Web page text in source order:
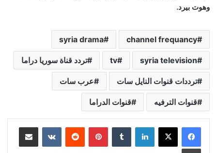
وهوت بيرد.
channel frequancy
syria drama
syria television
tv تردد قناة سوريا دراما
ترددات قنوات النايل سات عرب سات
قنوات الترفيه قنوات الدراما
لينكدإن بينتيريست مشاركة عبر البريد
طباعة